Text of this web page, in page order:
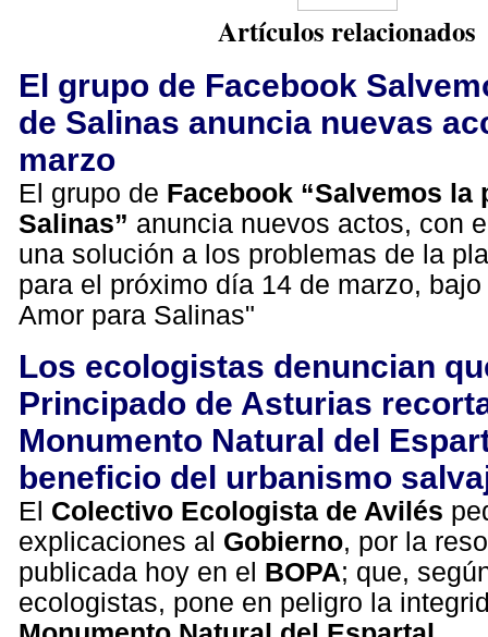
Artículos relacionados
El grupo de Facebook
de Salinas anuncia nuevas
marzo
El grupo de Facebook “Salvemos la
Salinas” anuncia nuevos actos, con
una solución a los problemas de la
para el próximo día 14 de marzo,
Amor para Salinas"
Los ecologistas denuncian
Principado de Asturias
Monumento Natural del
beneficio del urbanismo
El Colectivo Ecologista de Avilés
explicaciones al Gobierno, por la
publicada hoy en el BOPA; que,
ecologistas, pone en peligro la